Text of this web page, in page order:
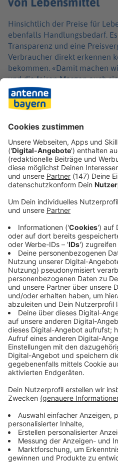
Hinsichtlich der Preise für
ebenfalls Handlungsbedarf.
Transparenz und eine
Verbraucher direkt erkennen
bekommen. «Damit machen
und die fairen Margen auch
Andere Länder seien hier
Deutschland. Dies gelte auch
Mogelpackungen, wo sich
Verpackungsgröße, wohl aber
Österreich wird das schon
auch für Deutschland und für
Immer auf
Verpass' nichts mehr -
ANTENNE BAYERN
Lifestyle oder unsere
Zum